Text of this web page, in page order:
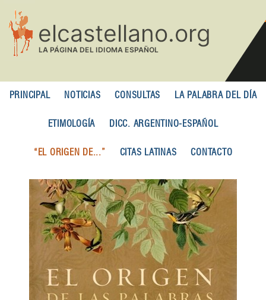
contenido
principal
PRINCIPAL NOTICIAS CONSULTAS LA PALABRA DEL DÍA
ETIMOLOGÍA DICC. ARGENTINO-ESPAÑOL
“EL ORIGEN DE...” CITAS LATINAS CONTACTO